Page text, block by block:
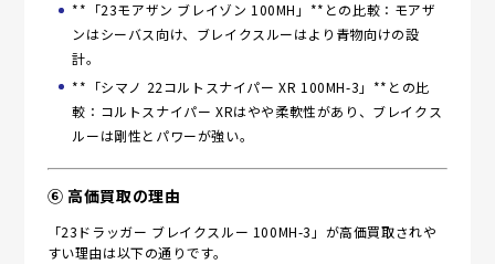
**「23モアザン ブレイゾン 100MH」**との比較：モアザ
ンはシーバス向け、ブレイクスルーはより青物向けの設
計。
**「シマノ 22コルトスナイパー XR 100MH-3」**との比
較：コルトスナイパー XRはやや柔軟性があり、ブレイクス
ルーは剛性とパワーが強い。
⑥ 高価買取の理由
「23ドラッガー ブレイクスルー 100MH-3」が高価買取されや
すい理由は以下の通りです。